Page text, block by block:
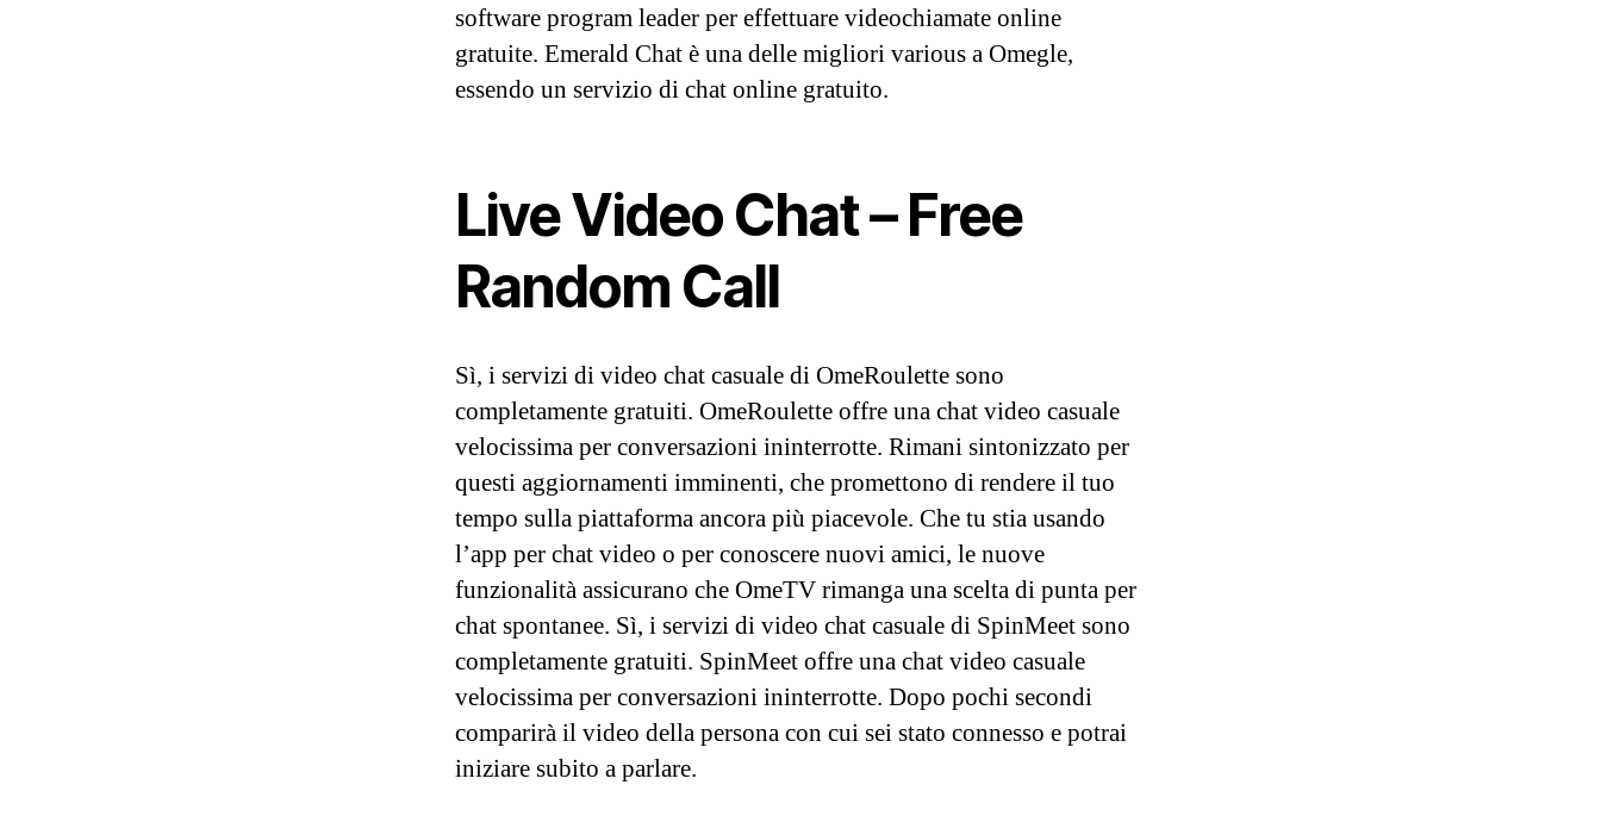
software program leader per effettuare videochiamate online
gratuite. Emerald Chat è una delle migliori various a Omegle,
essendo un servizio di chat online gratuito.
Live Video Chat – Free
Random Call
Sì, i servizi di video chat casuale di OmeRoulette sono
completamente gratuiti. OmeRoulette offre una chat video casuale
velocissima per conversazioni ininterrotte. Rimani sintonizzato per
questi aggiornamenti imminenti, che promettono di rendere il tuo
tempo sulla piattaforma ancora più piacevole. Che tu stia usando
l’app per chat video o per conoscere nuovi amici, le nuove
funzionalità assicurano che OmeTV rimanga una scelta di punta per
chat spontanee. Sì, i servizi di video chat casuale di SpinMeet sono
completamente gratuiti. SpinMeet offre una chat video casuale
velocissima per conversazioni ininterrotte. Dopo pochi secondi
comparirà il video della persona con cui sei stato connesso e potrai
iniziare subito a parlare.